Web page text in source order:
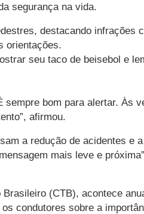
segurança na vida.
destacando infrações
orientações.
seu taco de beisebol e
bom para alertar. Às
afirmou.
a redução de acidentes e
mais leve e
(CTB), acontece
condutores sobre a